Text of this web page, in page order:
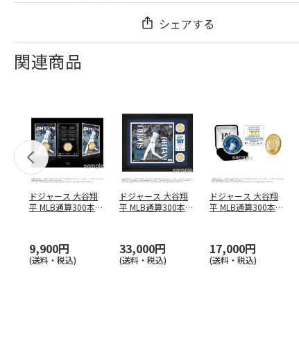
シェアする
関連商品
ドジャース 大谷翔
平 MLB通算300本塁
9,900円
(送料・税込)
ドジャース 大谷翔
平 MLB通算300本塁
33,000円
(送料・税込)
ドジャース 大谷翔
平 MLB通算300本塁
17,000円
(送料・税込)